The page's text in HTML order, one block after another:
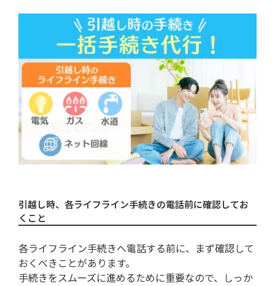
かれて何を伝えるの？
引越し時の水道電話手続きでは何を聞
かれて何を伝えるの？
ライフライン手続きを電話でスムーズ
にするには
各ライフライン手続きは電話ではなく
インターネットでも可能
引越し時、各ライフライン手続きの電話前に確認してお
くこと
各ライフライン手続きへ電話する前に、まず確認して
おくべきことがあります。
手続きをスムーズに進めるために重要なので、しっか